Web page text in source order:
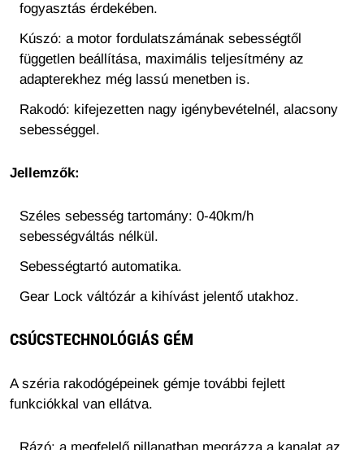
fogyasztás érdekében.
Kúszó: a motor fordulatszámának sebességtől
független beállítása, maximális teljesítmény az
adapterekhez még lassú menetben is.
Rakodó: kifejezetten nagy igénybevételnél, alacsony
sebességgel.
Jellemzők:
Széles sebesség tartomány: 0-40km/h
sebességváltás nélkül.
Sebességtartó automatika.
Gear Lock váltózár a kihívást jelentő utakhoz.
CSÚCSTECHNOLÓGIÁS GÉM
A széria rakodógépeinek gémje további fejlett
funkciókkal van ellátva.